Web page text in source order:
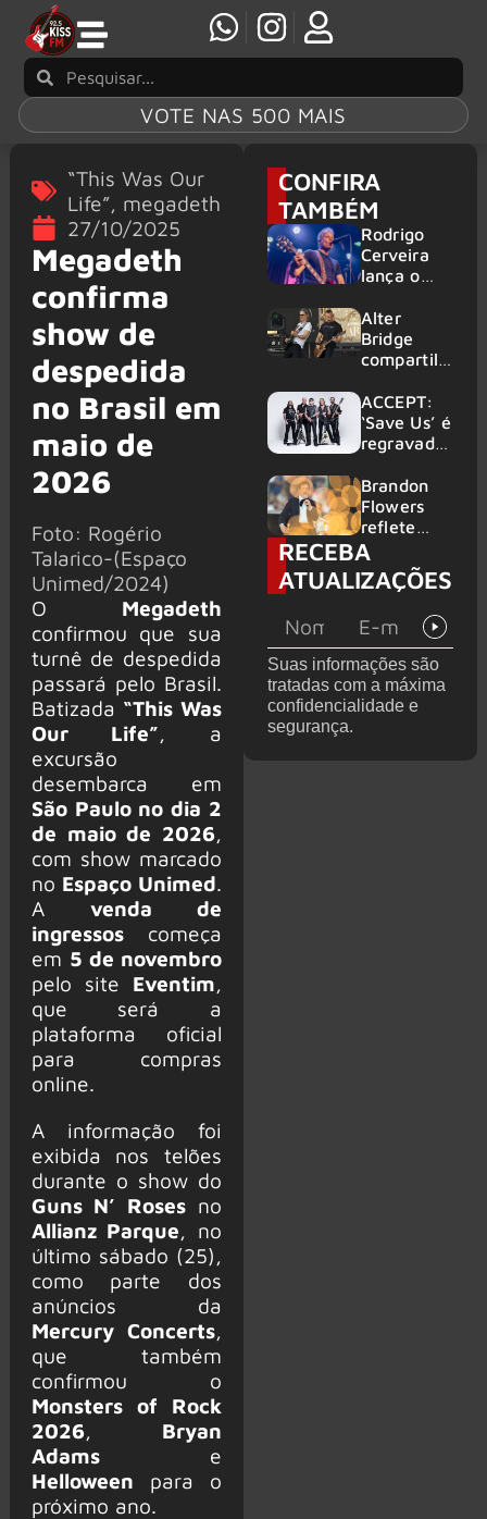
VOTE NAS 500 MAIS
“This Was Our
Life”, megadeth
27/10/2025
Megadeth
confirma
show de
despedida
no Brasil em
maio de
2026
Foto: Rogério
Talarico-(Espaço
Unimed/2024)
O Megadeth
confirmou que sua
turnê de despedida
passará pelo Brasil.
Batizada “This Was
Our Life”, a
excursão
desembarca em
São Paulo no dia 2
de maio de 2026,
com show marcado
no Espaço Unimed.
A venda de
ingressoscomeça
em 5 de novembro
pelo site Eventim,
que será a
plataforma oficial
para compras
online.
A informação foi
exibida nos telões
durante o show do
Guns N’ Rosesno
Allianz Parque , no
último sábado (25),
como parte dos
anúncios da
Mercury Concerts
que também
confirmou o
Monsters of Rock
2026, Bryan
Adamse
Helloween para o
próximo ano.
CONFIRA
TAMBÉM
Rodrigo
Cerveira
lança o
Searcher”
Alter
Bridge
compartilh
vivo de
“Fortress”
gravada
am Ring
2026
ACCEPT:
‘Save Us’ é
regravada
membros
do GHOST
e KORN
Brandon
Flowers
reflete
sobre o
futuro e
levanta
de de
deixar os
palcos
RECEBA
ATUALIZAÇÕES
Suas informações são
tratadas com a máxima
confidencialidade e
segurança.